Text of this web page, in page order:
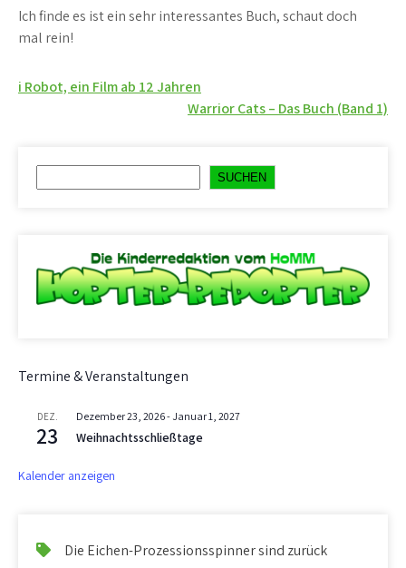
Ich finde es ist ein sehr interessantes Buch, schaut doch
mal rein!
Beitragsnavigation
i Robot, ein Film ab 12 Jahren
Warrior Cats – Das Buch (Band 1)
SUCHEN
Termine & Veranstaltungen
DEZ.
23
Dezember 23, 2026- Januar 1, 2027
Weihnachtsschließtage
Kalender anzeigen
Die Eichen-Prozessionsspinner sind zurück